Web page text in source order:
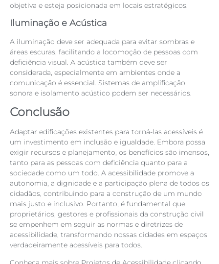
objetiva e esteja posicionada em locais estratégicos.
Iluminação e Acústica
A iluminação deve ser adequada para evitar sombras e
áreas escuras, facilitando a locomoção de pessoas com
deficiência visual. A acústica também deve ser
considerada, especialmente em ambientes onde a
comunicação é essencial. Sistemas de amplificação
sonora e isolamento acústico podem ser necessários.
Conclusão
Adaptar edificações existentes para torná-las acessíveis é
um investimento em inclusão e igualdade. Embora possa
exigir recursos e planejamento, os benefícios são imensos,
tanto para as pessoas com deficiência quanto para a
sociedade como um todo. A acessibilidade promove a
autonomia, a dignidade e a participação plena de todos os
cidadãos, contribuindo para a construção de um mundo
mais justo e inclusivo. Portanto, é fundamental que
proprietários, gestores e profissionais da construção civil
se empenhem em seguir as normas e diretrizes de
acessibilidade, transformando nossas cidades em espaços
verdadeiramente acessíveis para todos.